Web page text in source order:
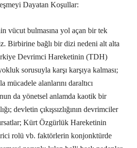
Dayatan Koşullar:
vücut bulmasına yol açan bir tek
Birbirine bağlı bir dizi nedeni alt alta
Devrimci Hareketinin (TDH)
sorusuyla karşı karşıya kalması;
mücadele alanlarını daraltıcı
da yönetsel anlamda kaotik bir
devletin çıkışsızlığının devrimciler
Kürt Özgürlük Hareketinin
rolü vb. faktörlerin konjonktürde